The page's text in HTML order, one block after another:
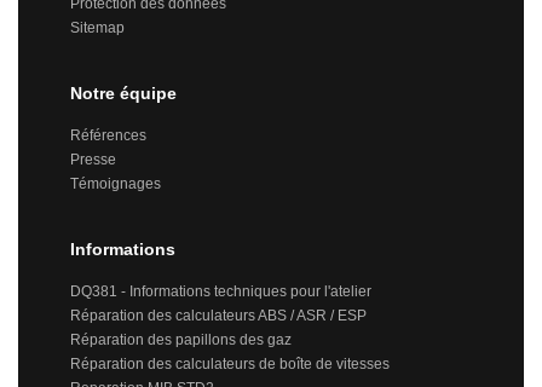
Protection des données
Sitemap
Notre équipe
Références
Presse
Témoignages
Informations
DQ381 - Informations techniques pour l'atelier
Réparation des calculateurs ABS / ASR / ESP
Réparation des papillons des gaz
Réparation des calculateurs de boîte de vitesses